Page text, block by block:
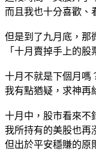
而且我也十分喜歡、
但是到了九月底，那
「十月賣掉手上的股
十月不就是下個月嗎
我有點猶疑，求神再
十月中，股市看來不
我所持有的美股也再
但出於平安穩賺的原